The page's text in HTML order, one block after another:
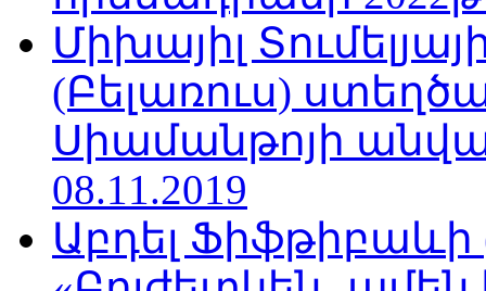
Միխայիլ
(Բելառուս)
Սիամանթոյի
08.11.2019
Աբդել